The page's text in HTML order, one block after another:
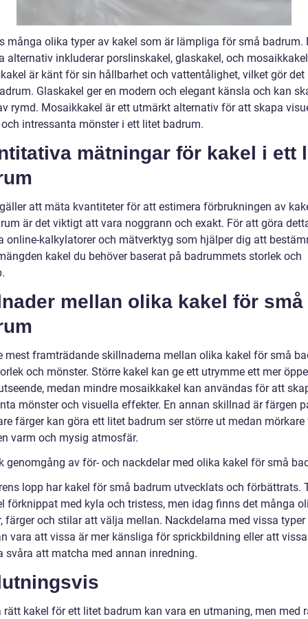
många olika typer av kakel som är lämpliga för små badrum.
alternativ inkluderar porslinskakel, glaskakel, och
är känt för sin hållbarhet och vattentålighet, vilket gör det
Glaskakel ger en modern och elegant känsla och kan
rymd. Mosaikkakel är ett utmärkt alternativ för att skapa
intressanta mönster i ett litet badrum.
mätningar för kakel i ett
att mäta kvantiteter för att estimera förbrukningen av
är det viktigt att vara noggrann och exakt. För att göra
online-kalkylatorer och mätverktyg som hjälper dig att
kakel du behöver baserat på badrummets storlek och
mellan olika kakel för små
mest framträdande skillnaderna mellan olika kakel för små
och mönster. Större kakel kan ge ett utrymme ett mer
medan mindre mosaikkakel kan användas för att
mönster och visuella effekter. En annan skillnad är färgen
färger kan göra ett litet badrum ser större ut medan mörkare
varm och mysig atmosfär.
genomgång av för- och nackdelar med olika kakel för små
lopp har kakel för små badrum utvecklats och förbättrats.
förknippat med kyla och tristess, men idag finns det många
färger och stilar att välja mellan. Nackdelarna med vissa typer
vara att vissa är mer känsliga för sprickbildning eller att
svåra att matcha med annan inredning.
rätt kakel för ett litet badrum kan vara en utmaning, men med